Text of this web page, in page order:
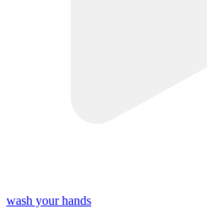
wash your hands